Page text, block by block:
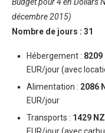
décembre 2015)
Nombre de jours : 31
Hébergement : 8209
EUR/jour (avec
Alimentation : 2086
EUR/jour
Transports : 1429